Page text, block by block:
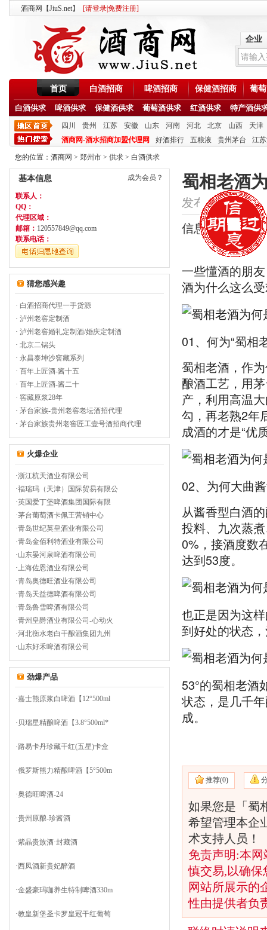
酒商网【JiuS.net】 [请登录免费注册]
企业
首页 白酒招商 啤酒招商 保健酒招商 葡
白酒供求 啤酒供求 保健酒供求 葡萄酒供求 红酒供求 特产酒供
四川 贵州 江苏 安徽 山东 河南 河北 北京 山西
天津
酒商网-酒水招商加盟代理网
好酒排行 五粮液 贵州茅台 江
您的位置： 酒商网 > 郑州市 > 供求 > 白酒供求
成为会员？
基本信息
联系人：
QQ：
代理区域：
邮箱： 120557849@qq.com
联系电话：
猜您感兴趣
· 白酒招商代理一手货源
· 泸州老窖定制酒
· 泸州老窖婚礼定制酒/婚庆定制酒
· 北京二锅头
· 永昌泰坤沙窖藏系列
· 百年上匠酒-酱十五
· 百年上匠酒-酱二十
· 窖藏原浆28年
· 茅台家族-贵州老窖老坛酒招代理
· 茅台家族贵州老窖匠工壹号酒招商代理
火爆企业
·浙江杭天酒业有限公司
·福瑞玛（天津）国际贸易有限公
·英国爱丁堡啤酒集团国际有限
·茅台葡萄酒卡佩王营销中心
·青岛世纪英皇酒业有限公司
·青岛金佰利特酒业有限公司
·山东晏河泉啤酒有限公司
·上海佐恩酒业有限公司
·青岛奥德旺酒业有限公司
·青岛天益德啤酒有限公司
·青岛鲁雪啤酒有限公司
·青州皇爵酒业有限公司-心动火
·河北衡水老白干酿酒集团九州
·山东好禾啤酒有限公司
劲爆产品
·嘉士熊原浆白啤酒【12°500ml
· 贝瑞星精酿啤酒【3.8°500ml*
·路易卡丹珍藏干红(五星)卡盒
·俄罗斯熊力精酿啤酒【5°500m
·奥德旺啤酒-24
·贵州原酿-珍酱酒
·紫晶贵族酒·封藏酒
·西凤酒新贵妃醉酒
·金盛豪玛咖养生特制啤酒330m
·教皇新堡圣卡罗皇冠干红葡萄
蜀相老酒
发布时间：
信息类型：供应
一些懂酒的朋
酒为什么这么
01、何为“蜀相
蜀相老酒，作
酿酒工艺，用
产，利用高温
勾，再老熟2年
成酒的才是“优
02、为何大曲
从酱香型白酒
投料、九次蒸
0%，接酒度数
达到53度。
也正是因为这
到好处的状态
53°的蜀相老酒
状态，是几千
成。
推荐(0)
如果您是「蜀
希望管理本企
术支持人员！
免责声明:本
慎交易,以确
网站所展示的
性由提供者负